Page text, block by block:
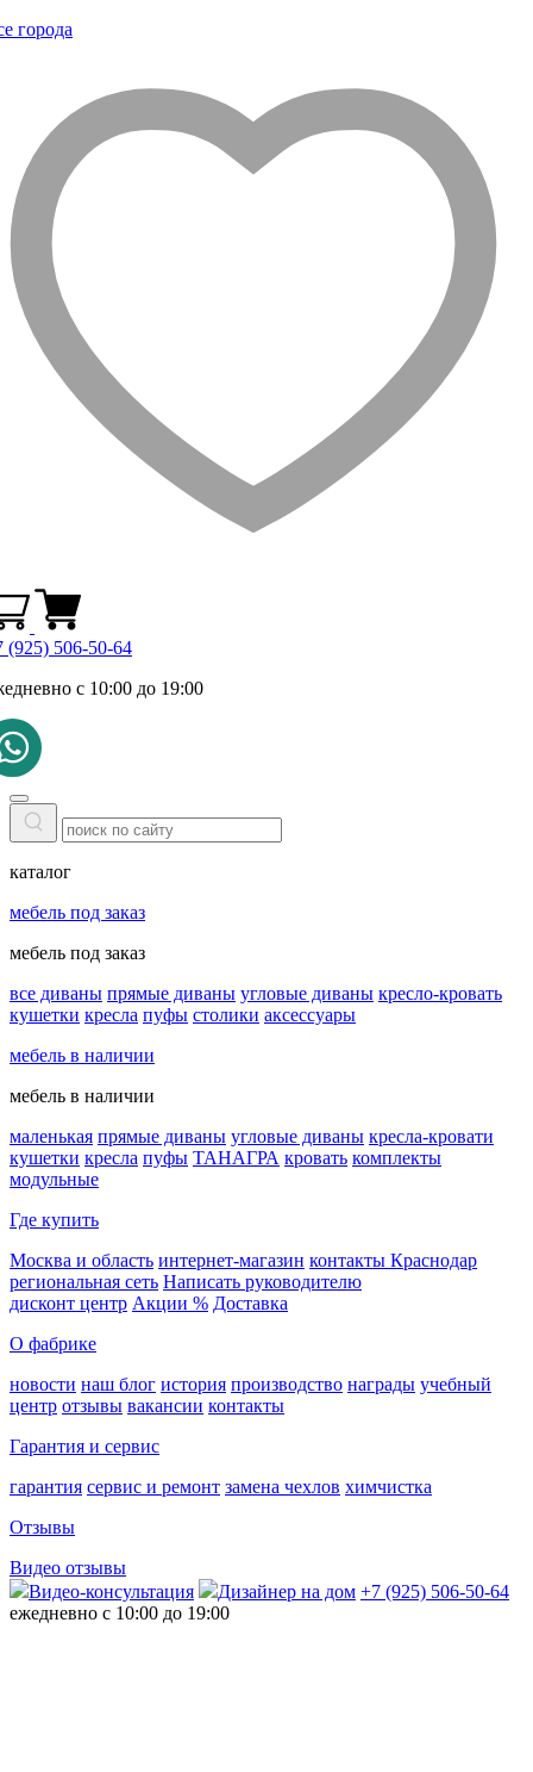
города
(925) 506-50-64
с 10:00 до 19:00
каталог
мебель под заказ
мебель под заказ
все диваны прямые диваны угловые диваны кресло-кровать
кушетки кресла пуфы столики аксессуары
мебель в наличии
мебель в наличии
маленькая прямые диваны угловые диваны кресла-кровати
кушетки кресла пуфы ТАНАГРА кровать комплекты
модульные
Где купить
Москва и область интернет-магазин контакты Краснодар
региональная сеть Написать руководителю
дисконт центр Акции % Доставка
О фабрике
новости наш блог история производство награды учебный
центр отзывы вакансии контакты
Гарантия и сервис
гарантия сервис и ремонт замена чехлов химчистка
Отзывы
Видео отзывы
Видео-консультация
Дизайнер на дом +7 (925) 506-50-64
ежедневно с 10:00 до 19:00